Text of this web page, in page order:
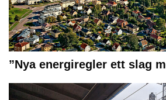
”Nya energiregler ett slag